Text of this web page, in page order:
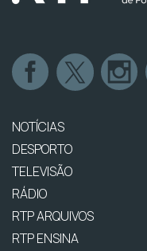
NOTÍCIAS
DESPORTO
TELEVISÃO
RÁDIO
RTP ARQUIVOS
RTP ENSINA